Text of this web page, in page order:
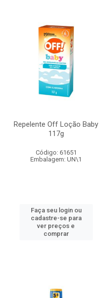
Repelente Off Loção Baby
117g
Código: 61651
Embalagem: UN\1
Faça seu login ou
cadastre-se para
ver preços e
comprar